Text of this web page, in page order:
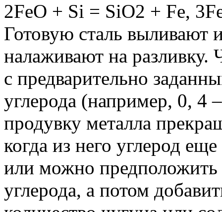
2FeO + Si = SiO2 + Fe,
Готовую сталь выливают
налаживают на разливку.
с предварительно
углерода (например, 0, 4
продувку металла
когда из него углерод
или можно
углерода, а потом